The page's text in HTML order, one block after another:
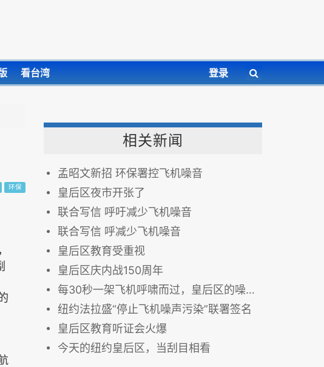
看台湾 登录
环保
相关新闻
孟昭文新招 环保署控飞机噪音
皇后区夜市开张了
联合写信 呼吁减少飞机噪音
联合写信 呼减少飞机噪音
皇后区教育受重视
皇后区庆内战150周年
每30秒一架飞机呼啸而过，皇后区的噪音受不了！
纽约法拉盛“停止飞机噪声污染”联署签名
皇后区教育听证会火爆
今天的纽约皇后区，当刮目相看